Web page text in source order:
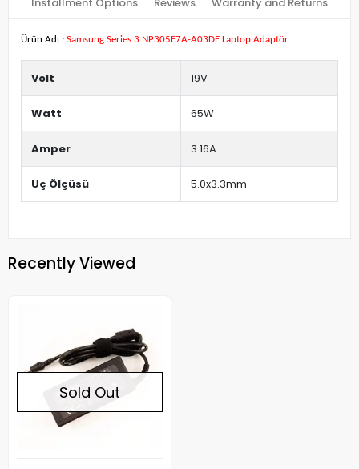
Ürün Adı : Samsung Series 3 NP305E7A-A03DE Laptop Adaptör
Volt 19V
Watt 65W
Amper 3.16A
Uç Ölçüsü 5.0x3.3mm
Recently Viewed
Sold Out